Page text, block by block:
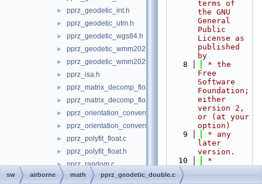
► pprz_geodetic_int.h
► pprz_geodetic_utm.h
► pprz_geodetic_wgs84.h
► pprz_geodetic_wmm2025.c
► pprz_geodetic_wmm2025.h
► pprz_isa.h
► pprz_matrix_decomp_float.c
► pprz_matrix_decomp_float.h
► pprz_orientation_conversion.c
► pprz_orientation_conversion.h
► pprz_polyfit_float.c
► pprz_polyfit_float.h
► pprz_random.c
► pprz_random.h
terms of
the GNU
General
Public
License as
published
by
    8
* the
Free
Software
Foundation;
either
version 2,
or (at your
option)
    9
* any
later
version.
   10
*
   11
sw airborne math pprz_geodetic_double.c